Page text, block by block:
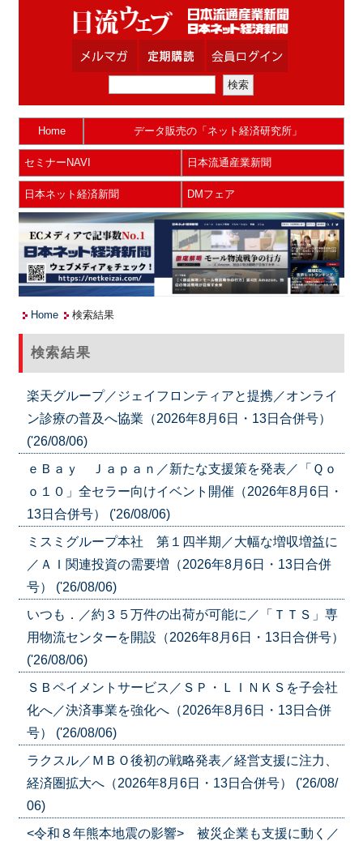
Home データ販売の「ネット経済研究所」
セミナーNAVI 日本流通産業新聞
日本ネット経済新聞 DMフェア
Home 検索結果
検索結果
楽天グループ／ジェイフロンティアと提携／オンライ
ン診療の普及へ協業（2026年8月6日・13日合併号）
('26/08/06)
ｅＢａｙ Ｊａｐａｎ／新たな支援策を発表／「Ｑｏ
ｏ１０」全セラー向けイベント開催（2026年8月6日・
13日合併号） ('26/08/06)
ミスミグループ本社 第１四半期／大幅な増収増益に
／ＡＩ関連投資の需要増（2026年8月6日・13日合併
号） ('26/08/06)
いつも．／約３５万件の出荷が可能に／「ＴＴＳ」専
用物流センターを開設（2026年8月6日・13日合併号）
('26/08/06)
ＳＢペイメントサービス／ＳＰ・ＬＩＮＫＳを子会社
化へ／決済事業を強化へ（2026年8月6日・13日合併
号） ('26/08/06)
ラクスル／ＭＢＯ後初の戦略発表／経営支援に注力、
経済圏拡大へ（2026年8月6日・13日合併号） ('26/08/
06)
<令和８年熊本地震の影響> 被災企業も支援に動く／